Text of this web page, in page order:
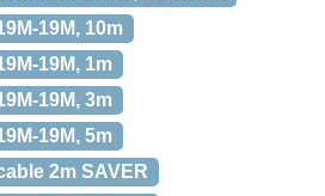
19M, 10m
19M, 1m
19M, 3m
19M, 5m
2m SAVER